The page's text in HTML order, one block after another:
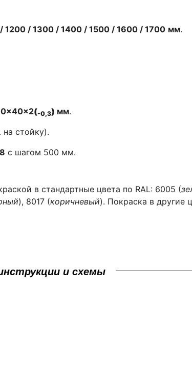
/ 1300 / 1400 / 1500 / 1600 / 1700 мм.
(-0,3) мм.
на стойку).
с шагом 500 мм.
в стандартные цвета по RAL: 6005 (
), 8017 (коричневый). Покраска в другие
и схемы